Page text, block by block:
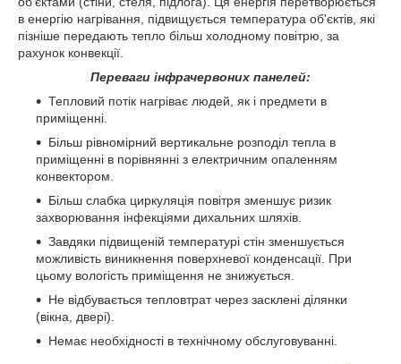
в енергію нагрівання, підвищується температура об'єктів, які
пізніше передають тепло більш холодному повітрю, за
рахунок конвекції.
Переваги інфрачервоних панелей:
Тепловий потік нагріває людей, як і предмети в
приміщенні.
Більш рівномірний вертикальне розподіл тепла в
приміщенні в порівнянні з електричним опаленням
конвектором.
Більш слабка циркуляція повітря зменшує ризик
захворювання інфекціями дихальних шляхів.
Завдяки підвищеній температурі стін зменшується
можливість виникнення поверхневої конденсації. При
цьому вологість приміщення не знижується.
Не відбувається тепловтрат через засклені ділянки
(вікна, двері).
Немає необхідності в технічному обслуговуванні.